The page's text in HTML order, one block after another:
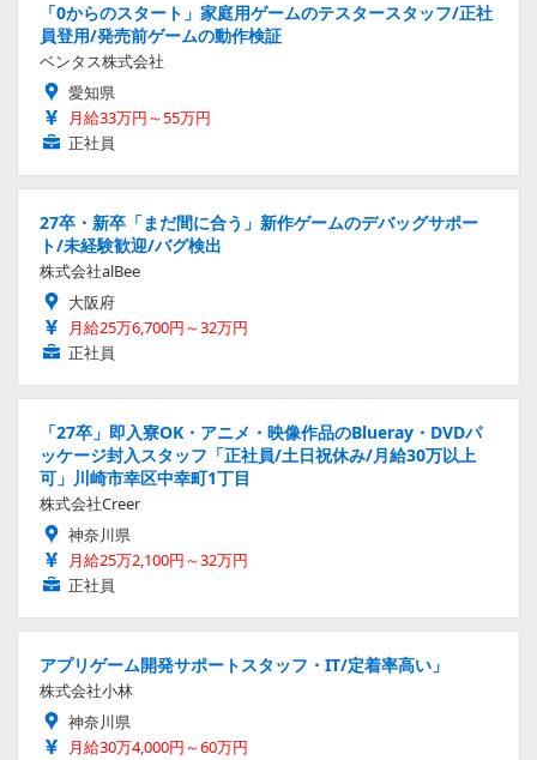
「0からのスタート」家庭用ゲームのテスタースタッフ/正社
員登用/発売前ゲームの動作検証
ベンタス株式会社
愛知県
月給33万円～55万円
正社員
27卒・新卒「まだ間に合う」新作ゲームのデバッグサポー
ト/未経験歓迎/バグ検出
株式会社alBee
大阪府
月給25万6,700円～32万円
正社員
「27卒」即入寮OK・アニメ・映像作品のBlueray・DVDパ
ッケージ封入スタッフ「正社員/土日祝休み/月給30万以上
可」川崎市幸区中幸町1丁目
株式会社Creer
神奈川県
月給25万2,100円～32万円
正社員
アプリゲーム開発サポートスタッフ・IT/定着率高い」
株式会社小林
神奈川県
月給30万4,000円～60万円